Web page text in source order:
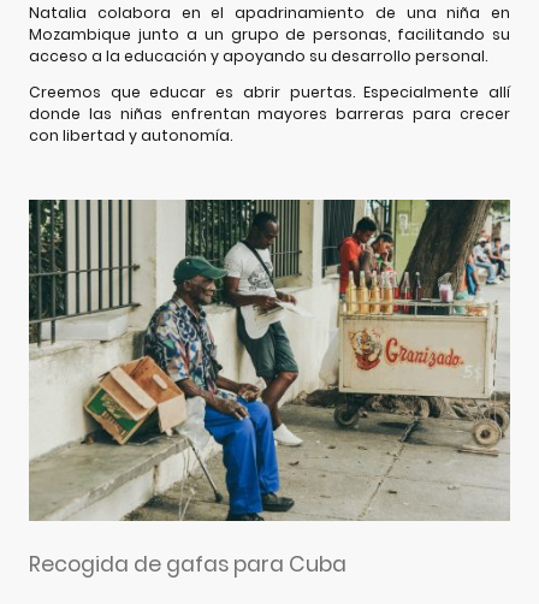
Natalia colabora en el apadrinamiento de una niña en
Mozambique junto a un grupo de personas, facilitando su
acceso a la educación y apoyando su desarrollo personal.
Creemos que educar es abrir puertas. Especialmente allí
donde las niñas enfrentan mayores barreras para crecer
con libertad y autonomía.
Recogida de gafas para Cuba